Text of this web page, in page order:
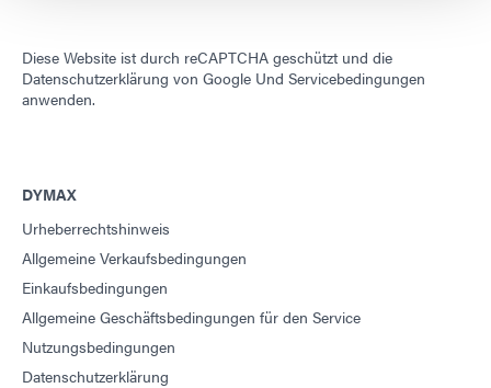
Diese Website ist durch reCAPTCHA geschützt und die
Datenschutzerklärung von Google Und Servicebedingungen
anwenden.
DYMAX
Urheberrechtshinweis
Allgemeine Verkaufsbedingungen
Einkaufsbedingungen
Allgemeine Geschäftsbedingungen für den Service
Nutzungsbedingungen
Datenschutzerklärung